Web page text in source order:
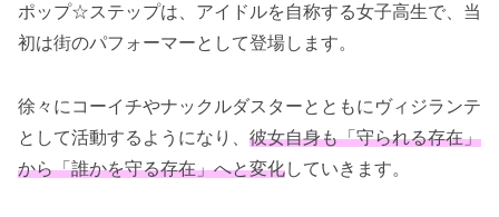
ポップ☆ステップは、アイドルを自称する女子高生で、当
初は街のパフォーマーとして登場します。
徐々にコーイチやナックルダスターとともにヴィジランテ
として活動するようになり、 彼女自身も「守られる存在」
から「誰かを守る存在」へと変化していきます。